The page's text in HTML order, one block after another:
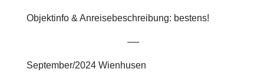
Objektinfo & Anreisebeschreibung: bestens!
-----
September/2024 Wienhusen